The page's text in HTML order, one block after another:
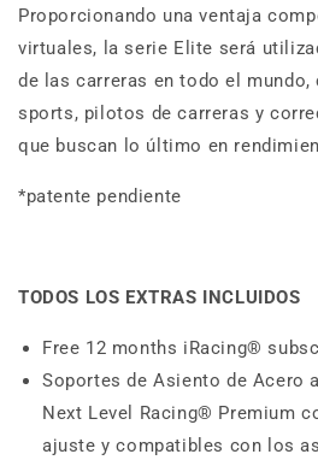
Proporcionando una ventaja
virtuales, la serie Elite será
de las carreras en todo el
sports, pilotos de carreras y
que buscan lo último en
*patente pendiente
TODOS LOS EXTRAS INCLUIDOS
Free 12 months iRacing®
Soportes de Asiento de Acero
Next Level Racing® Premium
ajuste y compatibles con los